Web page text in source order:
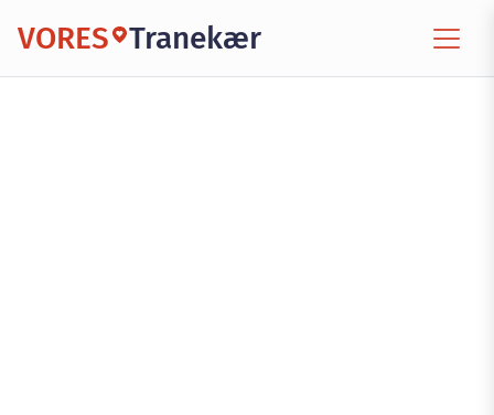
VORES Tranekær